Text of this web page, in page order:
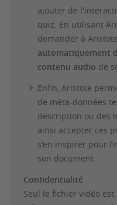
ajouter de
quiz. En utilisant
demander à
automatiquement
contenu audio de
Enfin, Aristote
de méta-données
description ou des
ainsi accepter ces
s'en inspirer pour
son document.
Confidentialité
Seul le fichier vidéo